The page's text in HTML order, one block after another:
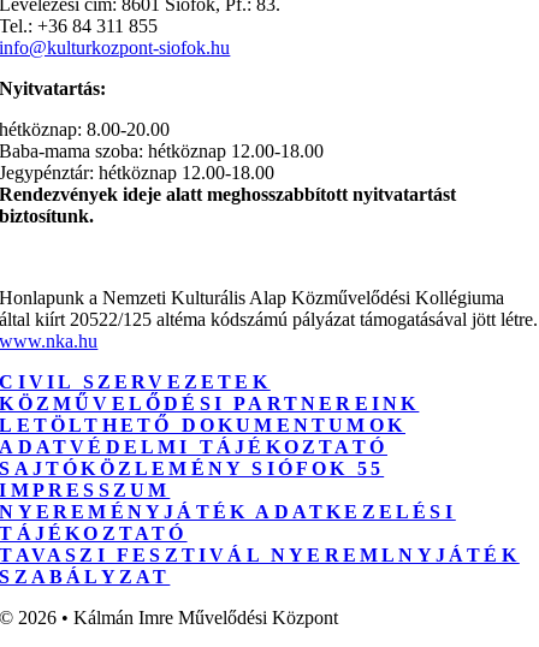
Levelezési cím: 8601 Siófok, Pf.: 83.
Tel.: +36 84 311 855
info@kulturkozpont-siofok.hu
Nyitvatartás:
hétköznap: 8.00-20.00
Baba-mama szoba: hétköznap 12.00-18.00
Jegypénztár: hétköznap 12.00-18.00
Rendezvények ideje alatt meghosszabbított nyitvatartást
biztosítunk.
Honlapunk a Nemzeti Kulturális Alap Közművelődési Kollégiuma
által kiírt 20522/125 altéma kódszámú pályázat támogatásával jött létre.
www.nka.hu
CIVIL SZERVEZETEK
KÖZMŰVELŐDÉSI PARTNEREINK
LETÖLTHETŐ DOKUMENTUMOK
ADATVÉDELMI TÁJÉKOZTATÓ
SAJTÓKÖZLEMÉNY SIÓFOK 55
IMPRESSZUM
NYEREMÉNYJÁTÉK ADATKEZELÉSI
TÁJÉKOZTATÓ
TAVASZI FESZTIVÁL NYEREMLNYJÁTÉK
SZABÁLYZAT
© 2026 • Kálmán Imre Művelődési Központ